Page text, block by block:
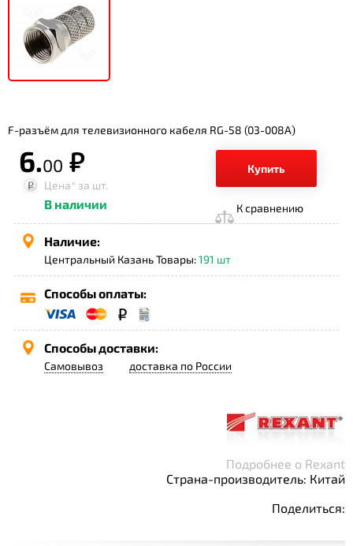
F-разъём для телевизионного кабеля RG-58 (03-008A)
6.00 р.
Купить
Цена* за шт.
В наличии К сравнению
Наличие:
Центральный Казань Товары:191 шт
Способы оплаты:
Способы доставки:
Самовывоз доставка по России
Подробнее о Rexant
Страна-производитель: Китай
Поделиться: